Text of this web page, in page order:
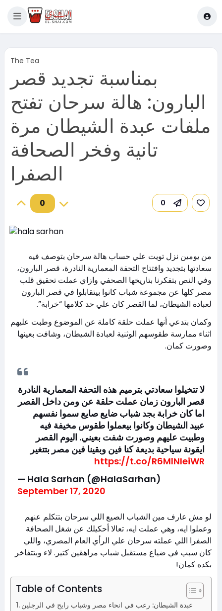
The Tea
بمناسبة تجديد قصر
البارون: هالة سرحان تفتح
ملفات عبدة الشيطان مرة
تانية وفخر الصحافة
الصفرا
0 0
من يومين نزل تويت علي حساب هالة سرحان بتوصف فيه
سعادتها بتجديد وافتتاح التحفة المعمارية النادرة، قصر البارون،
وفي النص بتفكرنا بتاريخها الصحفي وازاي عملت تحقيق قلب
مصر كلها عن مجموعة شباب كانوا بيتقابلوا في قصر البارون
لعبادة الشيطان، لما القصر كان علي حد كلامها “خرابة”.
وكمان بتدعي أنها عملت حلقة كاملة عن الموضوع وطبت عليهم
اثناء ممارسة طقوسهم الوثنية لعبادة الشيطان، وشافت بعينها
وصورت كمان.
لا تتخيلوا سعادتي بترميم هذه التحفة المعمارية النادرة
قصر البارون زمان عملت حلقة عن ومن داخل القصر
اما كان خرابة بجد شباب ضايع صايع سموا نفسهم
عبيد الشيطان وكانوا بيعملوا طقوس مخيفة فيه
وطبيت عليهم وصورت شفت بعيني. اليوم القصر
ايقونة سياحية بديعة كنا فين وبقينا فين مصر بتتغير
https://t.co/R6MlNIeiWR
— Hala Sarhan (@HalaSarhan)
September 17, 2020
لو مش عارف مين الشباب الصيع اللي سرحان بتتكلم عنهم
وعملوا ايه، وهي عملت ايه، تعالا أحكيلك عن شغل الصحافة
الصفرا اللي عملته سرحان علي الرأي العام المصري، واللي
كان سبب في ضياع مستقبل شباب مراهقين كتير. لاء وبتتفاخر
بكده كمان!
Table of Contents
عبدة الشيطان: رعب في انحاء مصر وشباب رايح في الرجلين